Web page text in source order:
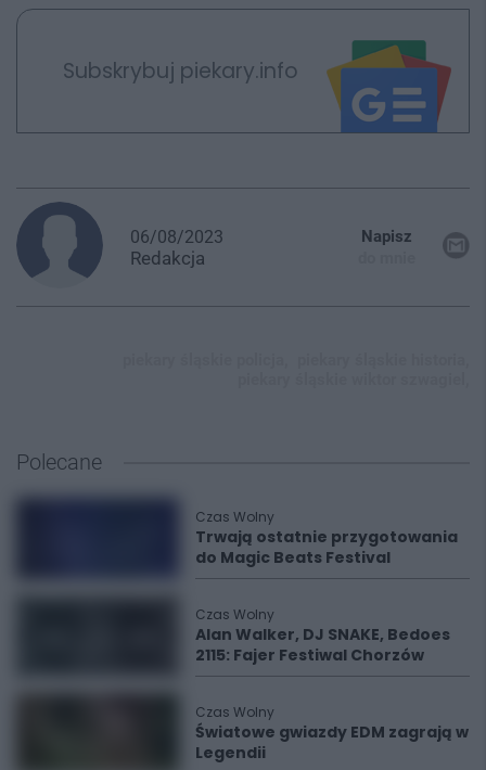
Subskrybuj piekary.info
06/08/2023
Redakcja
Napisz
Polecane
Czas Wolny
Trwają ostatnie przygotowania
do Magic Beats Festival
Czas Wolny
Alan Walker, DJ SNAKE, Bedoes
2115: Fajer Festiwal Chorzów
Czas Wolny
Światowe gwiazdy EDM zagrają w
Legendii